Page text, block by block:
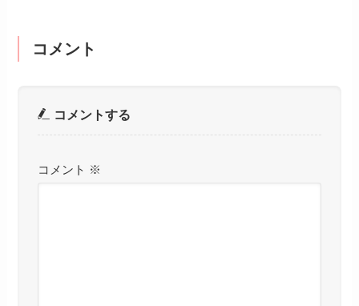
コメント
コメントする
コメント ※